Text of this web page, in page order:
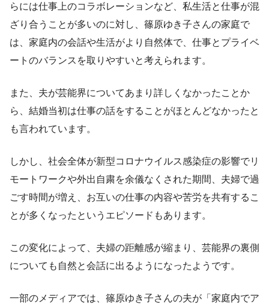
らには仕事上のコラボレーションなど、私生活と仕事が混
ざり合うことが多いのに対し、篠原ゆき子さんの家庭で
は、家庭内の会話や生活がより自然体で、仕事とプライベ
ートのバランスを取りやすいと考えられます。
また、夫が芸能界についてあまり詳しくなかったことか
ら、結婚当初は仕事の話をすることがほとんどなかったと
も言われています。
しかし、社会全体が新型コロナウイルス感染症の影響でリ
モートワークや外出自粛を余儀なくされた期間、夫婦で過
ごす時間が増え、お互いの仕事の内容や苦労を共有するこ
とが多くなったというエピソードもあります。
この変化によって、夫婦の距離感が縮まり、芸能界の裏側
についても自然と会話に出るようになったようです。
一部のメディアでは、篠原ゆき子さんの夫が「家庭内でア